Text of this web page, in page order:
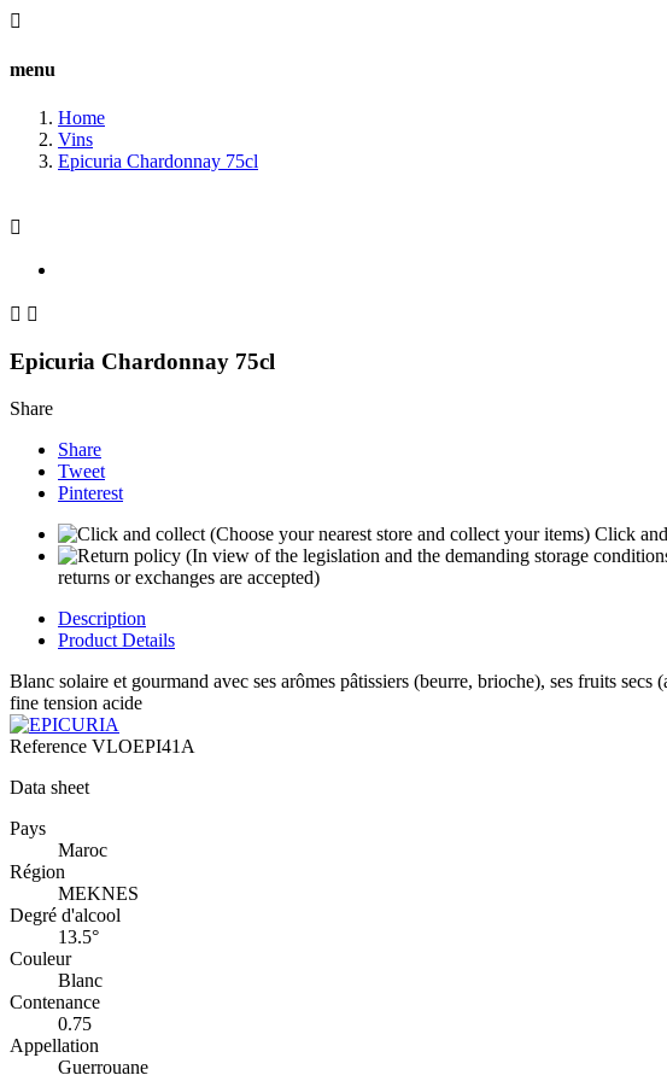

menu
Home
Vins
Epicuria Chardonnay 75cl

 
Epicuria Chardonnay 75cl
Share
Share
Tweet
Pinterest
Click
returns or exchanges are accepted)
Description
Product Details
Blanc solaire et gourmand avec ses arômes pâtissiers (beurre, brioche), ses fruits
fine tension acide
Reference VLOEPI41A
Data sheet
Pays
Maroc
Région
MEKNES
Degré d'alcool
13.5°
Couleur
Blanc
Contenance
0.75
Appellation
Guerrouane